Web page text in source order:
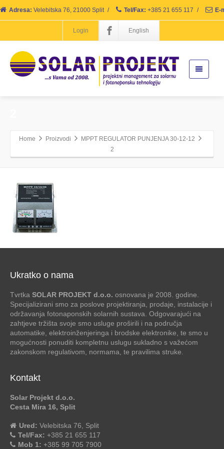
Adresa: Velebitska 76, 21000 Split / Tel/Fax: +385 21 655 117 / E-
Login English
Home Proizvodi
MPPT REGULATOR PUNJENJA 30-12-12
2
Ukratko o nama
Tvrtka SOLAR PROJEKT d.o.o. osnovana je 2008. godine.
Specijalizirani smo za poslove projektiranja, prodaje, instalacije i
održavanja fotonaponskih solarnih sustava. Odgovarajući na
zahtjeve tržišta svoje smo usluge proširili i na područja
automatike, elektroinženjeringa i brodske elektronike, te smo u
mogućnosti ponuditi kompletnu uslugu sukladno s važećom
zakonskom regulativom, normama, te pravilima struke.
Kontakt
Solar Projekt d.o.o.
Cesta Mira 16, Split
Ured: Velebitska 76, Split
Tel/Fax: +385 21 655 117
Mob 1: +385 99 705 7900